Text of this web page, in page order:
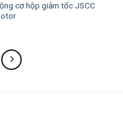
cơ hộp giảm tốc JSCC